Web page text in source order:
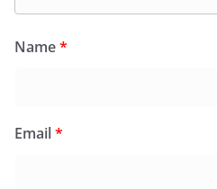
Name*
Email*